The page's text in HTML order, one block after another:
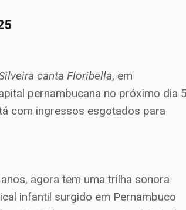
canta Floribella, em
pernambucana no próximo dia
com ingressos esgotados para
agora tem uma trilha sonora
infantil surgido em Pernambuco